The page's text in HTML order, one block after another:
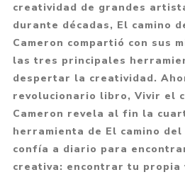
creatividad de grandes
durante décadas, El camino
Cameron compartió con sus
las tres principales
despertar la creatividad.
revolucionario libro, Vivir el
Cameron revela al fin la
herramienta de El camino
confía a diario para
creativa: encontrar tu propia